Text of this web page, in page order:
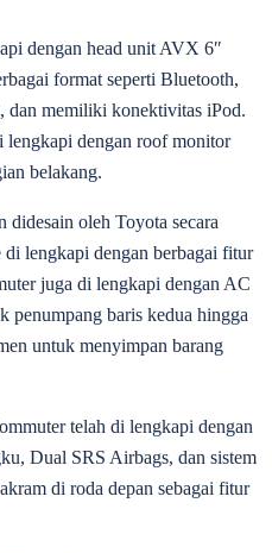
dengan head unit AVX 6″
format seperti Bluetooth,
memiliki konektivitas iPod.
lengkapi dengan roof monitor
belakang.
didesain oleh Toyota secara
lengkapi dengan berbagai fitur
juga di lengkapi dengan AC
baris kedua hingga
untuk menyimpan barang
telah di lengkapi dengan
Dual SRS Airbags, dan sistem
di roda depan sebagai fitur